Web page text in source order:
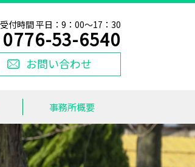
受付時間 平日：9：00～17：30
0776-53-6540
お問い合わせ
事務所概要